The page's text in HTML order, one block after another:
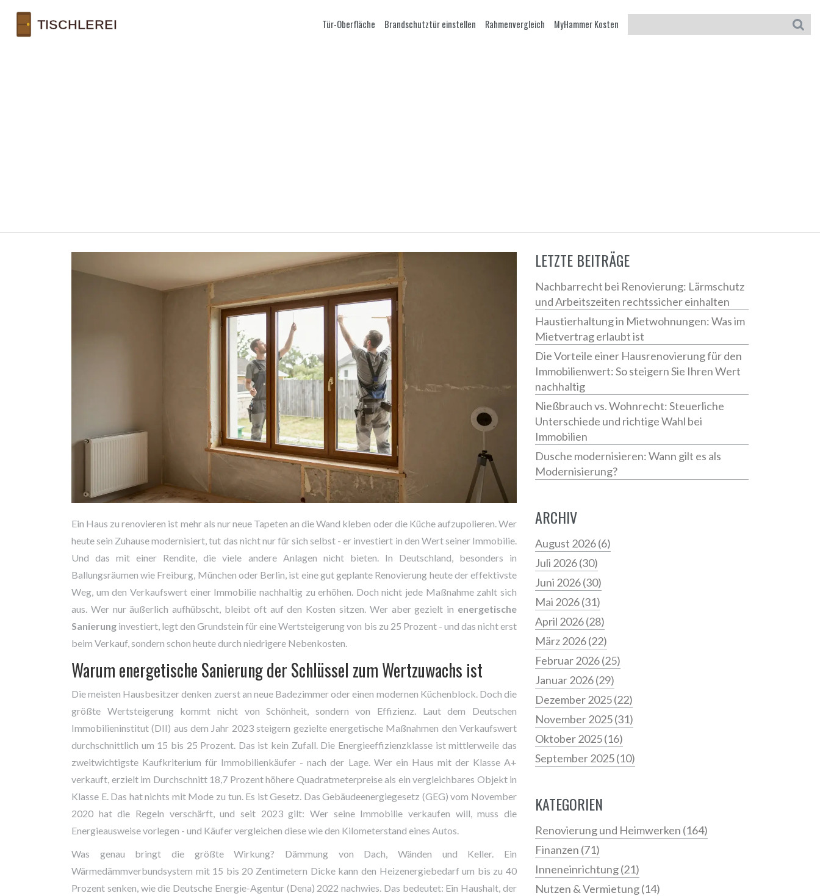
Tür-Oberfläche Brandschutztür einstellen Rahmenvergleich MyHammer Kosten
Ein Haus zu renovieren ist mehr als nur neue Tapeten an die Wand kleben oder die Küche aufzupolieren. Wer
heute sein Zuhause modernisiert, tut das nicht nur für sich selbst - er investiert in den Wert seiner Immobilie.
Und das mit einer Rendite, die viele andere Anlagen nicht bieten. In Deutschland, besonders in
Ballungsräumen wie Freiburg, München oder Berlin, ist eine gut geplante Renovierung heute der effektivste
Weg, um den Verkaufswert einer Immobilie nachhaltig zu erhöhen. Doch nicht jede Maßnahme zahlt sich
aus. Wer nur äußerlich aufhübscht, bleibt oft auf den Kosten sitzen. Wer aber gezielt in energetische
Sanierung investiert, legt den Grundstein für eine Wertsteigerung von bis zu 25 Prozent - und das nicht erst
beim Verkauf, sondern schon heute durch niedrigere Nebenkosten.
Warum energetische Sanierung der Schlüssel zum Wertzuwachs ist
Die meisten Hausbesitzer denken zuerst an neue Badezimmer oder einen modernen Küchenblock. Doch die
größte Wertsteigerung kommt nicht von Schönheit, sondern von Effizienz. Laut dem Deutschen
Immobilieninstitut (DII) aus dem Jahr 2023 steigern gezielte energetische Maßnahmen den Verkaufswert
durchschnittlich um 15 bis 25 Prozent. Das ist kein Zufall. Die Energieeffizienzklasse ist mittlerweile das
zweitwichtigste Kaufkriterium für Immobilienkäufer - nach der Lage. Wer ein Haus mit der Klasse A+
verkauft, erzielt im Durchschnitt 18,7 Prozent höhere Quadratmeterpreise als ein vergleichbares Objekt in
Klasse E. Das hat nichts mit Mode zu tun. Es ist Gesetz. Das Gebäudeenergiegesetz (GEG) vom November
2020 hat die Regeln verschärft, und seit 2023 gilt: Wer seine Immobilie verkaufen will, muss die
Energieausweise vorlegen - und Käufer vergleichen diese wie den Kilometerstand eines Autos.
Was genau bringt die größte Wirkung? Dämmung von Dach, Wänden und Keller. Ein
Wärmedämmverbundsystem mit 15 bis 20 Zentimetern Dicke kann den Heizenergiebedarf um bis zu 40
Prozent senken, wie die Deutsche Energie-Agentur (Dena) 2022 nachwies. Das bedeutet: Ein Haushalt, der
LETZTE BEITRÄGE
Nachbarrecht bei Renovierung: Lärmschutz
und Arbeitszeiten rechtssicher einhalten
Haustierhaltung in Mietwohnungen: Was im
Mietvertrag erlaubt ist
Die Vorteile einer Hausrenovierung für den
Immobilienwert: So steigern Sie Ihren Wert
nachhaltig
Nießbrauch vs. Wohnrecht: Steuerliche
Unterschiede und richtige Wahl bei
Immobilien
Dusche modernisieren: Wann gilt es als
Modernisierung?
ARCHIV
August 2026(6)
Juli 2026(30)
Juni 2026(30)
Mai 2026(31)
April 2026(28)
März 2026(22)
Februar 2026(25)
Januar 2026(29)
Dezember 2025(22)
November 2025(31)
Oktober 2025(16)
September 2025(10)
KATEGORIEN
Renovierung und Heimwerken (164)
Finanzen (71)
Inneneinrichtung(21)
Nutzen & Vermietung(14)